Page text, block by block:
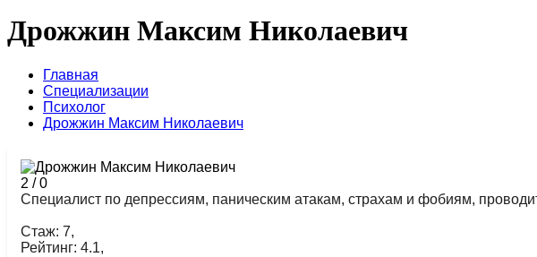
Дрожжин Максим Николаевич
Главная
Специализации
Психолог
Дрожжин Максим Николаевич
2 /0
Специалист по депрессиям, паническим атакам, страхам и фобиям,
Стаж: 7,
Рейтинг: 4.1,